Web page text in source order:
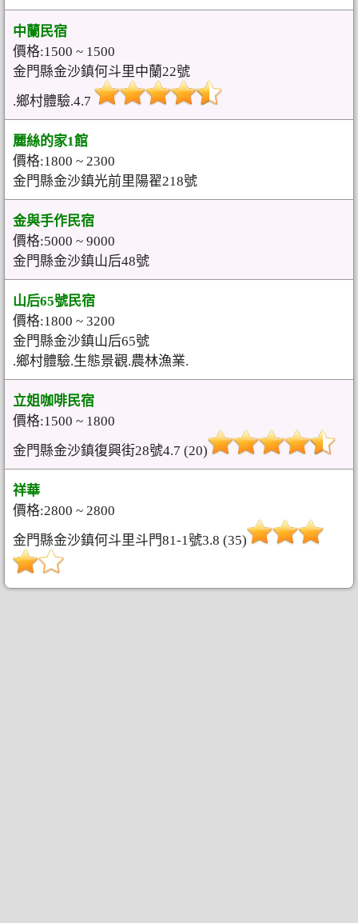
中蘭民宿
價格:1500 ~ 1500
金門縣金沙鎮何斗里中蘭22號
.鄉村體驗.4.7
麗絲的家1館
價格:1800 ~ 2300
金門縣金沙鎮光前里陽翟218號
金與手作民宿
價格:5000 ~ 9000
金門縣金沙鎮山后48號
山后65號民宿
價格:1800 ~ 3200
金門縣金沙鎮山后65號
.鄉村體驗.生態景觀.農林漁業.
立姐咖啡民宿
價格:1500 ~ 1800
金門縣金沙鎮復興街28號4.7 (20)
祥華
價格:2800 ~ 2800
金門縣金沙鎮何斗里斗門81-1號3.8 (35)